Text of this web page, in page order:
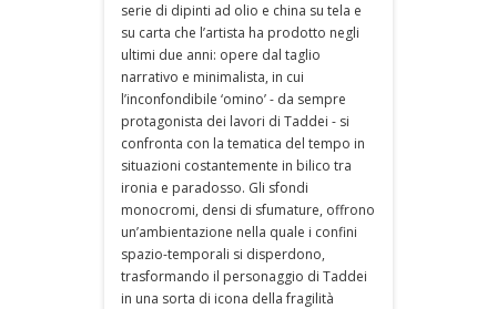
serie di dipinti ad olio e china su tela e
su carta che l’artista ha prodotto negli
ultimi due anni: opere dal taglio
narrativo e minimalista, in cui
l’inconfondibile ‘omino’ - da sempre
protagonista dei lavori di Taddei - si
confronta con la tematica del tempo in
situazioni costantemente in bilico tra
ironia e paradosso. Gli sfondi
monocromi, densi di sfumature, offrono
un’ambientazione nella quale i confini
spazio-temporali si disperdono,
trasformando il personaggio di Taddei
in una sorta di icona della fragilità